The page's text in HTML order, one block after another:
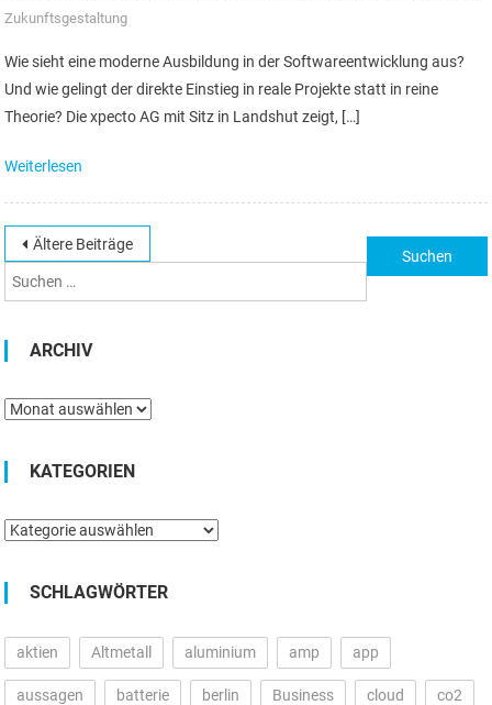
Zukunftsgestaltung
Wie sieht eine moderne Ausbildung in der Softwareentwicklung aus?
Und wie gelingt der direkte Einstieg in reale Projekte statt in reine
Theorie? Die xpecto AG mit Sitz in Landshut zeigt, […]
Weiterlesen
Beitragsnavigation
Ältere Beiträge
Suchen
nach:
ARCHIV
Archiv
KATEGORIEN
Kategorien
SCHLAGWÖRTER
aktien Altmetall aluminium amp app
aussagen batterie berlin Business cloud co2